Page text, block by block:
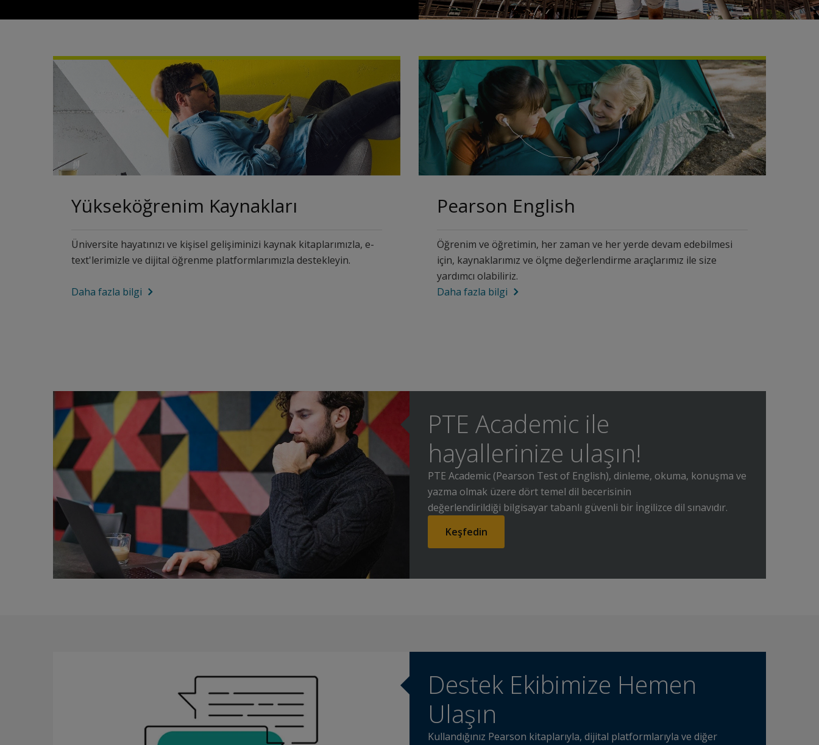
Yükseköğrenim Kaynakları
Üniversite hayatınızı ve kişisel gelişiminizi kaynak kitaplarımızla, e-
text'lerimizle ve dijital öğrenme platformlarımızla destekleyin.
Daha fazla bilgi
Pearson English
Öğrenim ve öğretimin, her zaman ve her yerde devam edebilmesi
için, kaynaklarımız ve ölçme değerlendirme araçlarımız ile size
yardımcı olabiliriz.
Daha fazla bilgi
PTE Academic ile
hayallerinize ulaşın!
PTE Academic (Pearson Test of English), dinleme, okuma, konuşma ve
yazma olmak üzere dört temel dil becerisinin
değerlendirildiği bilgisayar tabanlı güvenli bir İngilizce dil sınavıdır.
Keşfedin
Destek Ekibimize Hemen
Ulaşın
Kullandığınız Pearson kitaplarıyla, dijital platformlarıyla ve diğer